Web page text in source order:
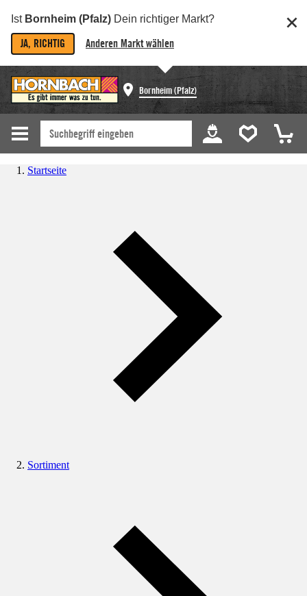
Ist Bornheim (Pfalz) Dein richtiger Markt?
JA, RICHTIG Anderen Markt wählen
Bornheim (Pfalz)
Startseite
Sortiment